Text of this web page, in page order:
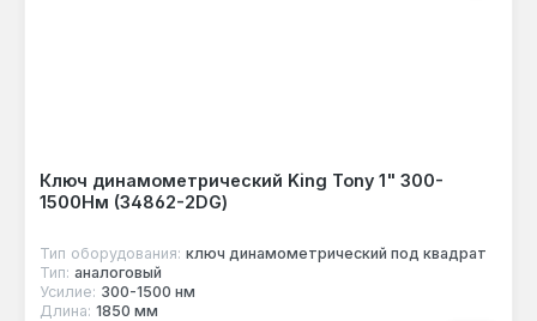
Ключ динамометрический King Tony 1" 300-
1500Нм (34862-2DG)
Тип оборудования: ключ динамометрический под квадрат
Тип: аналоговый
Усилие: 300-1500 нм
Длина: 1850 мм